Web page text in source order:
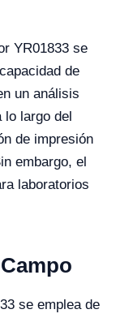
YR01833 se
de
un análisis
lo largo del
de impresión
embargo, el
laboratorios
se emplea de